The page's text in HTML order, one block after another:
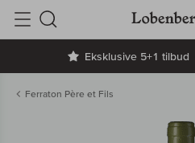
Eksklusive 5+1 tilbud
Søg
Ferraton Père et Fils